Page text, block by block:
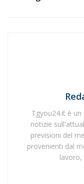
Tgyou24.it è
notizie
previsioni del
provenienti dal
lavoro,